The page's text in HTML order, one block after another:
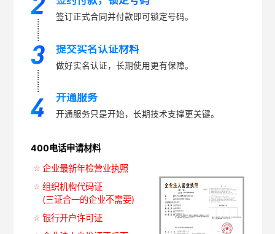
签订正式合同并付款即可锁定号码。
提交实名认证材料
做好实名认证，长期使用更有保障。
开通服务
开通服务只是开始，长期技术支撑更关键。
400电话申请材料
企业最新年检营业执照
组织机构代码证
(三证合一的企业不需要)
银行开户许可证